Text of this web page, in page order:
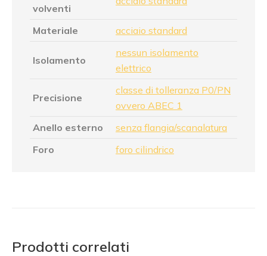
volventi
Materiale acciaio standard
Isolamento
nessun isolamento
elettrico
Precisione
classe di tolleranza P0/PN
ovvero ABEC 1
Anello esterno
senza flangia/scanalatura
Foro
foro cilindrico
Prodotti correlati